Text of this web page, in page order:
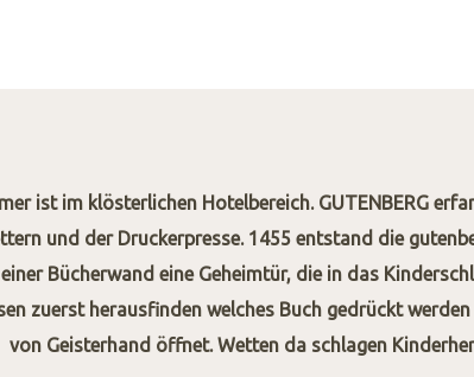
ist im klösterlichen Hotelbereich. GUTENBERG
und der Druckerpresse. 1455 entstand die
einer Bücherwand eine Geheimtür, die in das
zuerst herausfinden welches Buch gedrückt
von Geisterhand öffnet. Wetten da schlagen